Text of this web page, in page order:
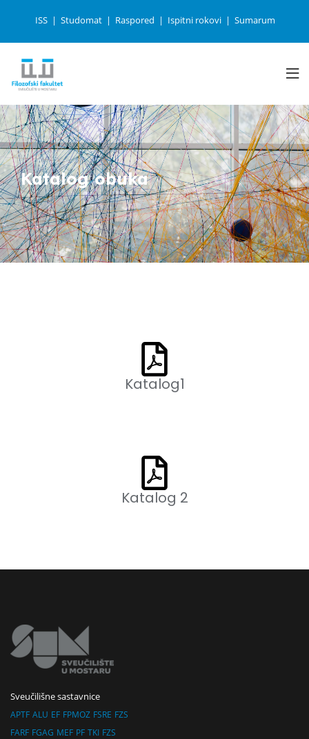
ISS Studomat Raspored Ispitni rokovi Sumarum
Katalog obuka
Katalog1
Katalog 2
Sveučilišne sastavnice
APTF ALU EF FPMOZ FSRE FZS
FARF FGAG MEF PF TKI FZS